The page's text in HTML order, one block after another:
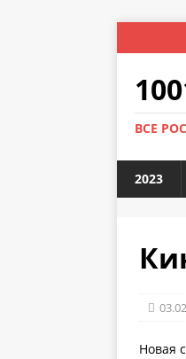
ВСЕ
2023
Новая